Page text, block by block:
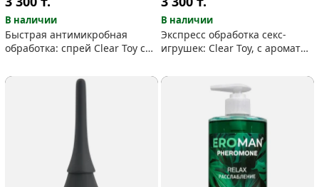
В наличии
Быстрая антимикробная
обработка: спрей Clear Toy c
фруктов
В наличии
Экспресс обработка секс-
игрушек: Clear Toy, c ароматом